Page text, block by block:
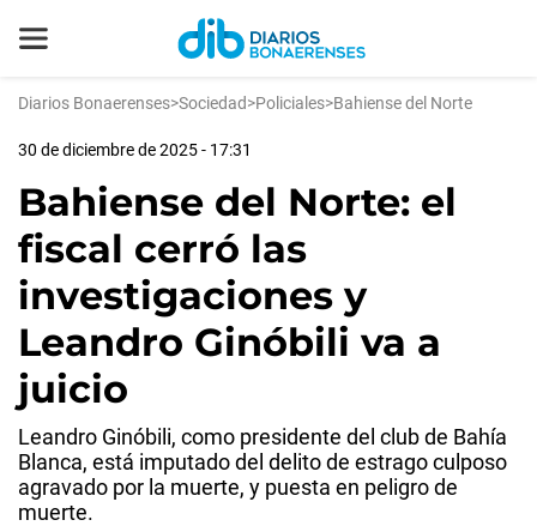
Diarios Bonaerenses>Sociedad>Policiales>Bahiense del Norte
30 de diciembre de 2025 - 17:31
Bahiense del Norte: el
fiscal cerró las
investigaciones y
Leandro Ginóbili va a
juicio
Leandro Ginóbili, como presidente del club de Bahía
Blanca, está imputado del delito de estrago culposo
agravado por la muerte, y puesta en peligro de
muerte.